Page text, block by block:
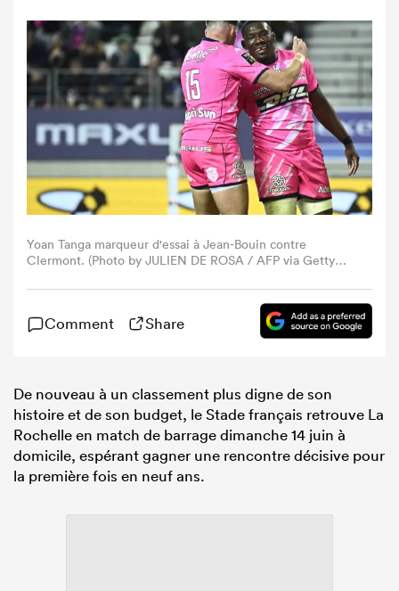
Yoan Tanga marqueur d'essai à Jean-Bouin contre
Clermont. (Photo by JULIEN DE ROSA / AFP via Getty
Comment Share
De nouveau à un classement plus digne de son
histoire et de son budget, le Stade français retrouve La
Rochelle en match de barrage dimanche 14 juin à
domicile, espérant gagner une rencontre décisive pour
la première fois en neuf ans.